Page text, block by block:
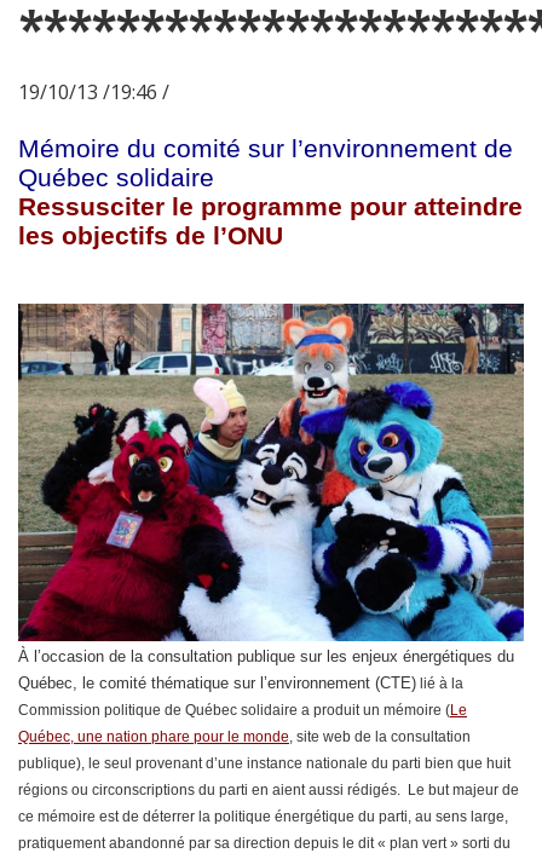
19/10/13 /19:46 /
Mémoire du comité sur l’environnement de
Québec solidaire
Ressusciter le programme pour atteindre
les objectifs de l’ONU
À l’occasion de la consultation publique sur les enjeux énergétiques du
Québec, le comité thématique sur l’environnement (CTE) lié à la
Commission politique de Québec solidaire a produit un mémoire (Le
Québec, une nation phare pour le monde, site web de la consultation
publique), le seul provenant d’une instance nationale du parti bien que huit
régions ou circonscriptions du parti en aient aussi rédigés. Le but majeur de
ce mémoire est de déterrer la politique énergétique du parti, au sens large,
pratiquement abandonné par sa direction depuis le dit « plan vert » sorti du